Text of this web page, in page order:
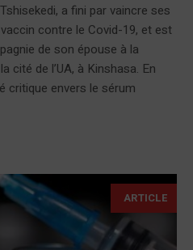
a fini par vaincre ses
contre le Covid-19, et est
de son épouse à la
cité de l’UA, à Kinshasa. En
critique envers le sérum
ARTICLE